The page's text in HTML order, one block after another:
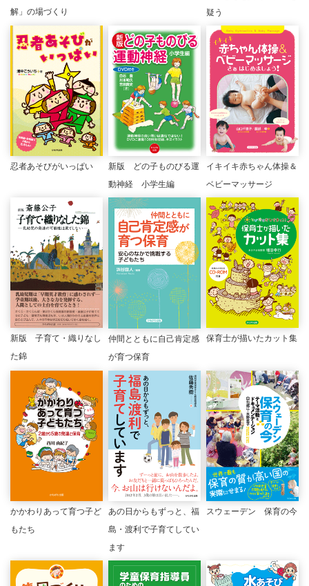
解」の場づくり
疑う
忍者あそびがいっぱい
新版 どの子ものびる運
動神経 小学生編
イキイキ赤ちゃん体操＆
ベビーマッサージ
新版 子育て・織りなし
た錦
仲間とともに自己肯定感
が育つ保育
保育士が描いたカット集
かかわりあって育つ子ど
もたち
あの日からもずっと、福
島・渡利で子育てしてい
ます
スウェーデン 保育の今